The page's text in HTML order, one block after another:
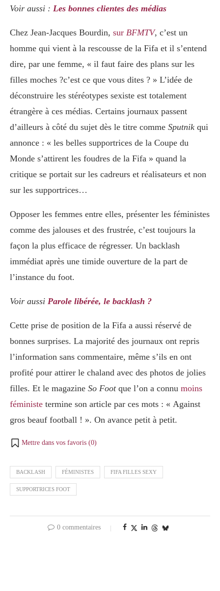
Voir aussi : Les bonnes clientes des médias
Chez Jean-Jacques Bourdin, sur BFMTV, c’est un
homme qui vient à la rescousse de la Fifa et il s’entend
dire, par une femme, « il faut faire des plans sur les
filles moches ?c’est ce que vous dites ? » L’idée de
déconstruire les stéréotypes sexiste est totalement
étrangère à ces médias. Certains journaux passent
d’ailleurs à côté du sujet dès le titre comme Sputnik qui
annonce : « les belles supportrices de la Coupe du
Monde s’attirent les foudres de la Fifa » quand la
critique se portait sur les cadreurs et réalisateurs et non
sur les supportrices…
Opposer les femmes entre elles, présenter les féministes
comme des jalouses et des frustrée, c’est toujours la
façon la plus efficace de régresser. Un backlash
immédiat après une timide ouverture de la part de
l’instance du foot.
Voir aussi Parole libérée, le backlash ?
Cette prise de position de la Fifa a aussi réservé de
bonnes surprises. La majorité des journaux ont repris
l’information sans commentaire, même s’ils en ont
profité pour attirer le chaland avec des photos de jolies
filles. Et le magazine So Footque l’on a connu moins
féministe termine son article par ces mots : « Against
gros beauf football ! ». On avance petit à petit.
Mettre dans vos favoris (0)
BACKLASH FÉMINISTES FIFA FILLES SEXY
SUPPORTRICES FOOT
0 commentaires